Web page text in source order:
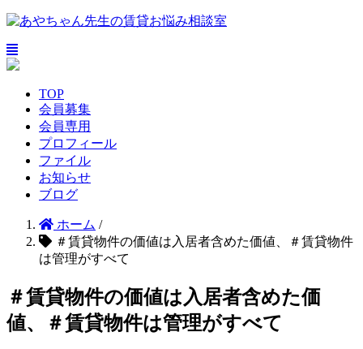
TOP
会員募集
会員専用
プロフィール
ファイル
お知らせ
ブログ
ホーム /
＃賃貸物件の価値は入居者含めた価値、＃賃貸物件
は管理がすべて
＃賃貸物件の価値は入居者含めた価
値、＃賃貸物件は管理がすべて